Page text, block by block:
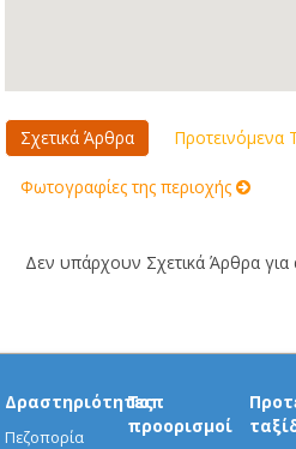
Σχετικά Άρθρα Προτεινόμενα
Φωτογραφίες της περιοχής
Δεν υπάρχουν Σχετικά Άρθρα για
Δραστηριότητες
Πεζοπορία
Τοπ
προορισμοί